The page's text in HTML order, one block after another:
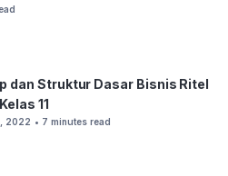
dan Struktur Dasar Bisnis Ritel
11
2022 • 7 minutes read